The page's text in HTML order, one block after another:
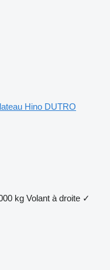
Hino DUTRO
kg Volant à droite ✓